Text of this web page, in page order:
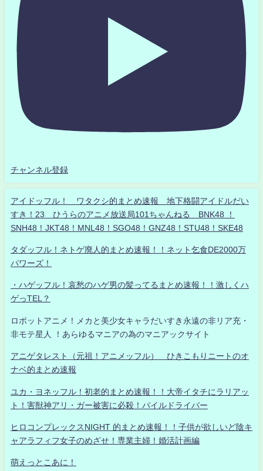
チャンネル登録
アイドッフル！ ワタクシ的まとめ速報 地下格闘アイドルだい
すき！23 ひうらのアニメ放送局101ちゃんねる BNK48 ！
SNH48！JKT48！MNL48！SGO48！GNZ48！STU48！SKE48
タダッフル！ネトゲ廃人的まとめ速報！！ネット乞食DE2000万
パワーズ！
・ハゲッフル！哀愁のハゲ男の髪ってるまとめ速報！！激しくハ
ゲっTEL？
ロボットアニメ！メカと美少女キャラだいすき永遠の非リア充・
非モテ星人 ！あらゆるマニアの為のマニアックサイト
アニゲタレスト（元祖！アニメッフル） ひきこもりニートのオ
ナベ的まとめ速報
ユカ・ヨネッフル！初老的まとめ速報！！大帝イタチにラリアッ
ト！害獣神アリ・ガー被害に必殺！パイルドライバー
ヒロコンプレックスNIGHT 的まとめ速報！！子供が欲しいど陰キ
ャアラフィフ女子のめざせ！専業主婦！婚活計画編
萌えっとこあに！